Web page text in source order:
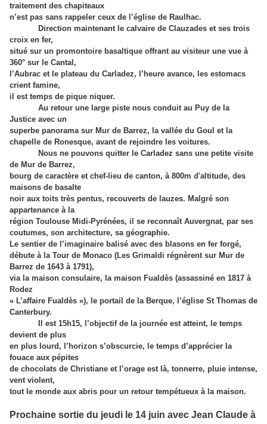
traitement des chapiteaux
n’est pas sans rappeler ceux de l’église de Raulhac.
Direction maintenant le calvaire de Clauzades et ses trois
croix en fer,
situé sur un promontoire basaltique offrant au visiteur une vue à
360° sur le Cantal,
l’Aubrac et le plateau du Carladez, l’heure avance, les estomacs
crient famine,
il est temps de pique niquer.
Au retour une large piste nous conduit au Puy de la
Justice avec un
superbe panorama sur Mur de Barrez, la vallée du Goul et la
chapelle de Ronesque, avant de rejoindre les voitures.
Nous ne pouvons quitter le Carladez sans une petite visite
de Mur de Barrez,
bourg de caractère et chef-lieu de canton, à 800m d'altitude, des
maisons de basalte
noir aux toits très pentus, recouverts de lauzes. Malgré son
appartenance à la
région Toulouse Midi-Pyrénées, il se reconnaît Auvergnat, par ses
coutumes, son architecture, sa géographie.
Le sentier de l’imaginaire balisé avec des blasons en fer forgé,
débute à la Tour de Monaco (Les Grimaldi régnèrent sur Mur de
Barrez de 1643 à 1791),
via la maison consulaire, la maison Fualdès (assassiné en 1817 à
Rodez
« L’affaire Fualdès »), le portail de la Berque, l’église St Thomas de
Canterbury.
Il est 15h15, l’objectif de la journée est atteint, le temps
devient de plus
en plus lourd, l’horizon s’obscurcie, le temps d’apprécier la
fouace aux pépites
de chocolats de Christiane et l’orage est là, tonnerre, pluie intense,
vent violent,
tout le monde aux abris pour un retour tempétueux à la maison.
Prochaine sortie du jeudi le 14 juin avec Jean Claude à